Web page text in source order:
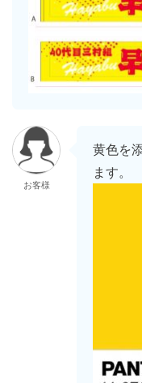
お客様
黄色を
ます。